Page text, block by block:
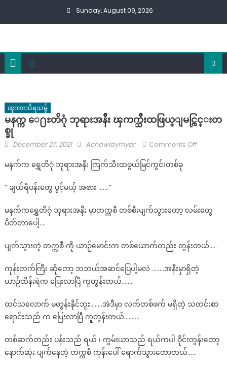
Sunday, August 09, 2026
ၾကားသိရသမွ်
မနက္က ေ႐ႊတိဂုံ ဘုရားအနီး ၾကက္သီးထဖြယ္ျမင္ကြင္းတ
စ္ခု
Posted
December 27, 2021 Author
Achawlaymyar Comments Offon
ဂုံ
ၾ
က္
ဖြ
င္
မနက်က ရွှေတိဂုံ ဘုရားအနီး ကြက်သီးထဖွယ်မြင်ကွင်းတစ်ခု
” ချယ်ရီပန်းတွေ ပွင့်မယ့် အစား …….”
မနက်ကရွှေတိဂုံ ဘုရားအနီး မှာတက္ကစီ တစ်စီးပျက်သွားတော့ လမ်းတွေ
ပိတ်တာပေါ့….
ပျက်သွားတဲ့ တက္ကစီ ကို ယာဉ်မောင်းက တစ်ယောက်တည်း တွန်းတယ်…..
ကုန်းတက်ကြီး ဆိုတော့ ဘဘယ်အဆင်ပြေပါ့မလဲ ……..အနီးမှာရှိတဲ့
ယာဉ်ထိန်းရဲက ပြေးလာပြီ ကူတွန်းတယ်……..
ထင်သလောက် မတွန်းနိုင်ဘူး……..အဲဒီမှာ လက်တစ်ဖက် မရှိတဲ့ သတင်းစာ
ရောင်းသည် က ပြေးလာပြီ ကူတွန်းတယ်……….
တစ်ဆက်တည်း ပန်းသည် ရယ် ၊ ကွမ်းယာသည် ရယ်ကပါ ဝိုင်းတွန်းတော့
နောက်ဆုံး ပျက်နေတဲ့ တက္ကစီ ကုန်းပေါ် ရောက်သွားတော့တယ်……